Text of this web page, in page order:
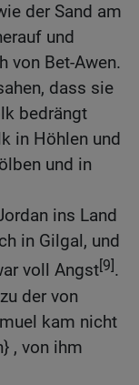
der Sand am
und
von Bet-Awen.
dass sie
bedrängt
in Höhlen und
und in
ins Land
in Gilgal, und
voll Angst[9].
der von
kam nicht
, von ihm